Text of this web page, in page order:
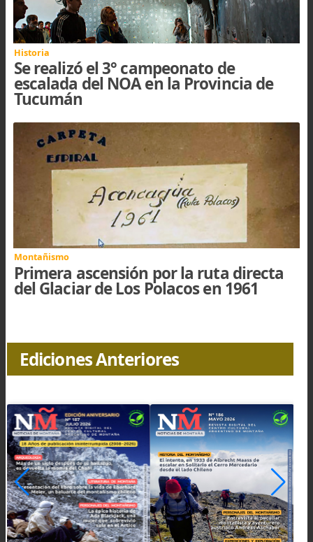
| ARTÍCULOS RELACIONADOS
Actividades · Viajes y expediciones
Los invitamos a conocer la Cordillera
Real de Bolivia
Historia · Montañismo en Argentina
El andinismo, el arte de andar y
escalar montañas en los Andes